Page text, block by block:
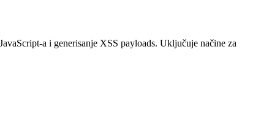
a i generisanje XSS payloads. Uključuje načine za